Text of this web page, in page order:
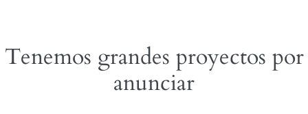
Tenemos grandes proyectos por
anunciar